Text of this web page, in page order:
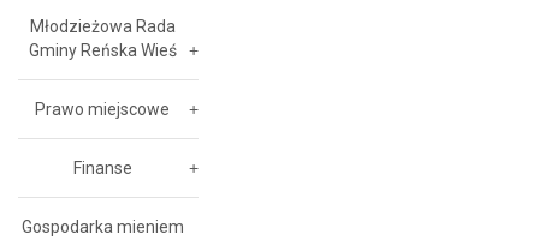
Młodzieżowa Rada
Gminy Reńska Wieś
Prawo miejscowe
Finanse
Gospodarka mieniem